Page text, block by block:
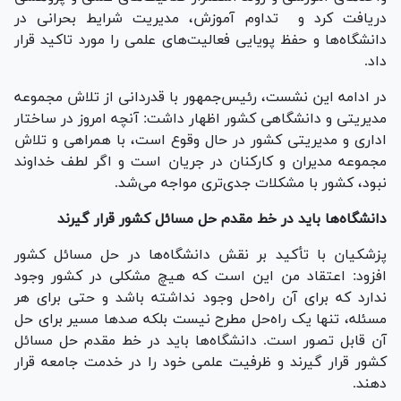
دریافت کرد و تداوم آموزش، مدیریت شرایط بحرانی در
دانشگاه‌ها و حفظ پویایی فعالیت‌های علمی را مورد تاکید قرار
داد.
در ادامه این نشست، رئیس‌جمهور با قدردانی از تلاش مجموعه
مدیریتی و دانشگاهی کشور اظهار داشت: آنچه امروز در ساختار
اداری و مدیریتی کشور در حال وقوع است، با همراهی و تلاش
مجموعه مدیران و کارکنان در جریان است و اگر لطف خداوند
نبود، کشور با مشکلات جدی‌تری مواجه می‌شد.
دانشگاه‌ها باید در خط مقدم حل مسائل کشور قرار گیرند
پزشکیان با تأکید بر نقش دانشگاه‌ها در حل مسائل کشور
افزود: اعتقاد من این است که هیچ مشکلی در کشور وجود
ندارد که برای آن راه‌حل وجود نداشته باشد و حتی برای هر
مسئله، تنها یک راه‌حل مطرح نیست بلکه صد‌ها مسیر برای حل
آن قابل تصور است. دانشگاه‌ها باید در خط مقدم حل مسائل
کشور قرار گیرند و ظرفیت علمی خود را در خدمت جامعه قرار
دهند.